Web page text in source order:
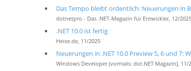
Das Tempo bleibt ordentlich: Neuerungen in
dotnetpro - Das .NET-Magazin für Entwickler, 12/2025
.NET 10.0 ist fertig
Heise.de, 11/2025
Neuerungen in .NET 10.0 Preview 5, 6 und 7:
Windows Developer (vormals: dot.NET Magazin), 11/